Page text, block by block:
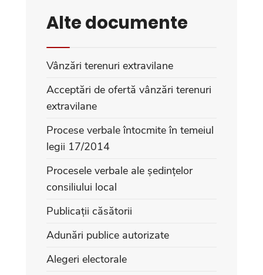
Alte documente
Vânzări terenuri extravilane
Acceptări de ofertă vânzări terenuri
extravilane
Procese verbale întocmite în temeiul
legii 17/2014
Procesele verbale ale ședințelor
consiliului local
Publicații căsătorii
Adunări publice autorizate
Alegeri electorale